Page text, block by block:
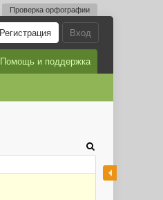
Проверка орфографии
Вход
Регистрация
Помощь и поддержка